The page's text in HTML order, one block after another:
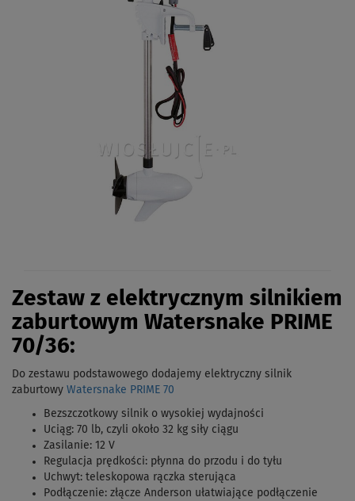
Zestaw z elektrycznym silnikiem
zaburtowym Watersnake PRIME
70/36:
Do zestawu podstawowego dodajemy elektryczny silnik
zaburtowy Watersnake PRIME 70
Bezszczotkowy silnik o wysokiej wydajności
Uciąg: 70 lb, czyli około 32 kg siły ciągu
Zasilanie: 12 V
Regulacja prędkości: płynna do przodu i do tyłu
Uchwyt: teleskopowa rączka sterująca
Podłączenie: złącze Anderson ułatwiające podłączenie